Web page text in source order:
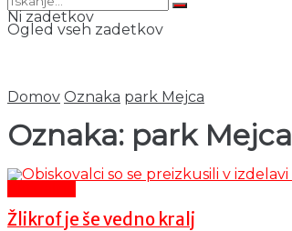
Ni zadetkov
Ogled vseh zadetkov
Domov Oznaka park Mejca
Oznaka: park Mejca
Žlikrof je še vedno kralj